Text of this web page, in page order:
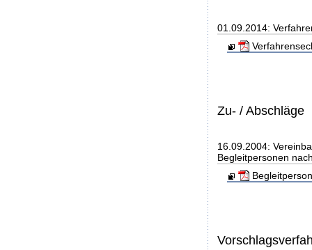
01.09.2014:
Zu- / Abschläge
16.09.2004:
Begleitpersonen